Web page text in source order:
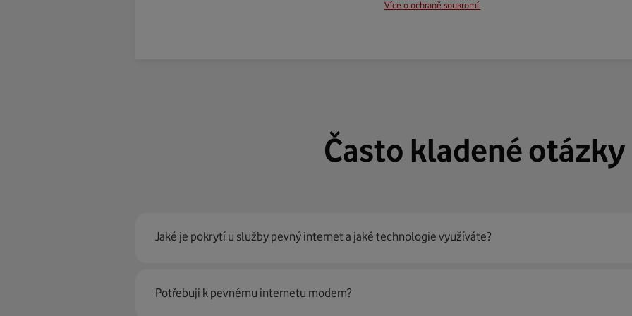
Více o ochraně soukromí.
Často kladené otázky
Jaké je pokrytí u služby pevný internet a jaké technologie využíváte?
Pevný internet můžeme nabídnout99 % českých domácností
prostřednictvím několika
Potřebuji k pevnému internetu modem?